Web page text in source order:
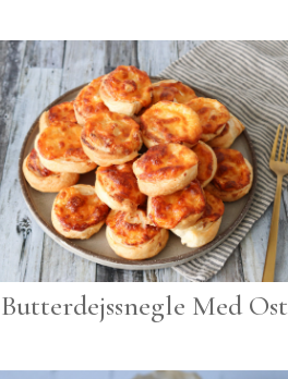
Butterdejssnegle Med Ost